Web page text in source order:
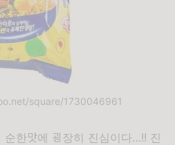
square/1730046961
한맛에 굉장히 진심이다…!! 진